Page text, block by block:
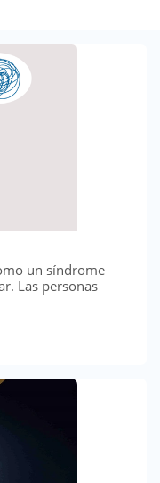
un síndrome
Las personas